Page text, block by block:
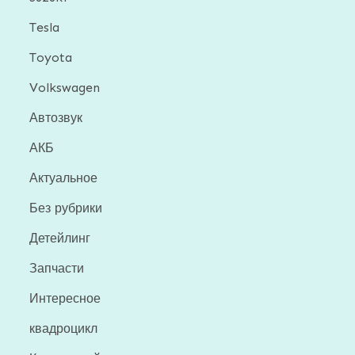
Tesla
Toyota
Volkswagen
Автозвук
АКБ
Актуальное
Без рубрики
Детейлинг
Запчасти
Интересное
квадроцикл